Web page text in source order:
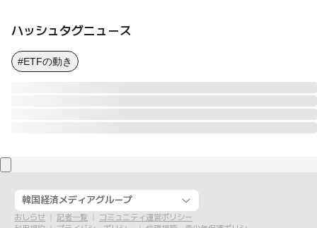
ハッシュタグニュース
#ETFの動き
韓国経済メディアグループ
おしらせ 記者一覧
コミュニティ運営ポリシー